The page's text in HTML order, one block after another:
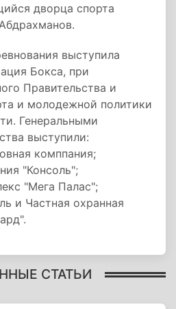
дворца спорта
выступила
Бокса, при
Правительства и
и молодежной политики
Генеральными
выступили:
комппания;
"Консоль";
"Мега Палас";
и Частная охранная
СТАТЬИ